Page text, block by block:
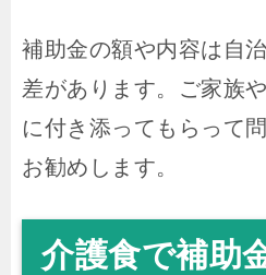
補助金の額や内容は自
差があります。ご家族
に付き添ってもらって
お勧めします。
介護食で補助